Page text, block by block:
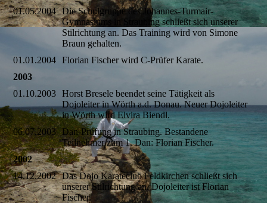
01.05.2004 Die Schulgruppe des Johannes-Turmair-
Gymnasiums in Straubing schließt sich unserer
Stilrichtung an. Das Training wird von Simone
Braun gehalten.
01.01.2004
Florian Fischer wird C-Prüfer Karate.
2003
01.10.2003
Horst Bresele beendet seine Tätigkeit als
Dojoleiter in Wörth a.d. Donau. Neuer Dojoleiter
in Wörth wird Elvira Biendl.
06.07.2003
Dan-Prüfung in Straubing. Bestandene
Teilnehmer zum 1. Dan: Florian Fischer.
2002
14.12.2002 Das Dojo Karateclub Feldkirchen schließt sich
unserer Stilrichtung an. Dojoleiter ist Florian
Fischer.